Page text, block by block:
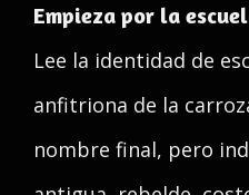
Empieza por la
Lee la identidad de
anfitriona de la
nombre final, pero